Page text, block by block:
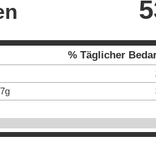
% Täglicher
7g